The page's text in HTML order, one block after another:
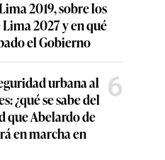
2019, sobre los
2027 y en qué
el Gobierno
urbana al
¿qué se sabe del
que Abelardo de
en marcha en
6